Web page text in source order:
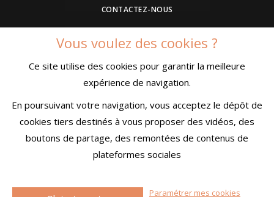
CONTACTEZ-NOUS
DEVENEZ ANNONCEUR
COMMUNIQUEZ UN EVENEMENT
CONDITIONS GÉNÉRALES DE VENTE
MENTIONS LÉGALES
CONFIDENTIALITÉ
© MokaMag
Vous voulez des cookies ?
Ce site utilise des cookies pour garantir la meilleure
expérience de navigation.
En poursuivant votre navigation, vous acceptez le dépôt de
cookies tiers destinés à vous proposer des vidéos, des
boutons de partage, des remontées de contenus de
plateformes sociales
Paramétrer mes cookies